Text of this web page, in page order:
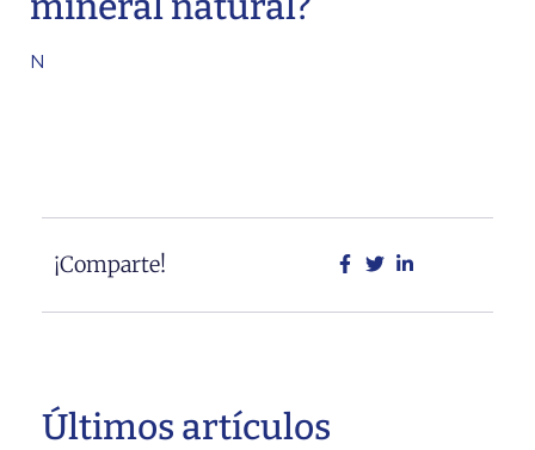
N
¡Comparte!
Últimos artículos